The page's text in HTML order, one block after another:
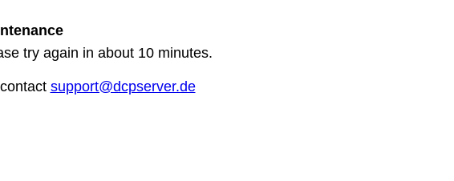
try again in about 10 minutes.
support@dcpserver.de